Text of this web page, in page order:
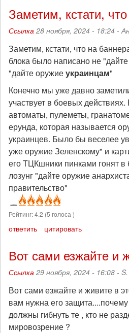
Заметим, кстати,
Ссылка 28 ноября, 2024 - 18:24 -
Заметим, кстати, что на
блока было написано не
"дайте оружиеукраинцам"
Конечно мы уже давно
участвует в боевых действиях.
автоматы, пулеметы,
ерунда, которая называется
украинцев. Было бы веселее
уже оружие Зеленскому" и
его ТЦКшники пинками гонят в
лозунг "дайте оружие
правительство"
Рейтинг:4.2 (5 голоса )
ответить цитировать
Вот сами езжайте и
Ссылка 29 ноября, 2024 - 16:08 -
Вот сами езжайте и живите в
вам нужна его
должны гибнуть те , кто не
мировозрение ?